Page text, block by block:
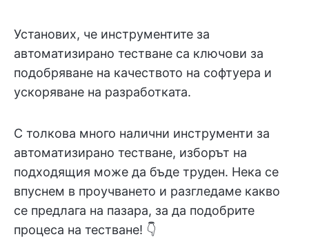
Установих, че инструментите за
автоматизирано тестване са ключови за
подобряване на качеството на софтуера и
ускоряване на разработката.
С толкова много налични инструменти за
автоматизирано тестване, изборът на
подходящия може да бъде труден. Нека се
впуснем в проучването и разгледаме какво
се предлага на пазара, за да подобрите
процеса на тестване! 👇